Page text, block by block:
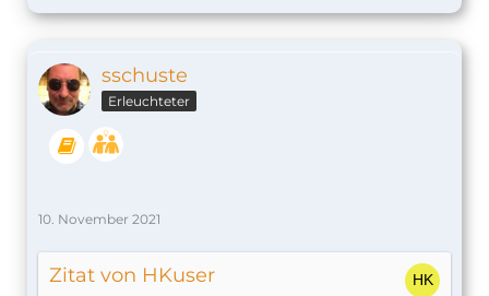
sschuste
Erleuchteter
10. November 2021
Zitat von HKuser